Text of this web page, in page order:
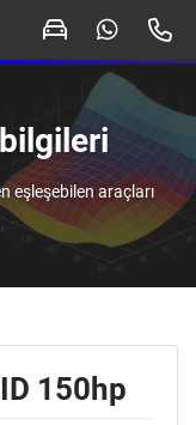
eşleşebilen araçları
150hp